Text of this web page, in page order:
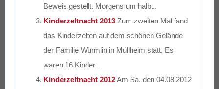
Beweis gestellt. Morgens um halb...
Kinderzeltnacht 2013 Zum zweiten Mal fand
das Kinderzelten auf dem schönen Gelände
der Familie Würmlin in Müllheim statt. Es
waren 16 Kinder...
Kinderzeltnacht 2012Am Sa. den 04.08.2012